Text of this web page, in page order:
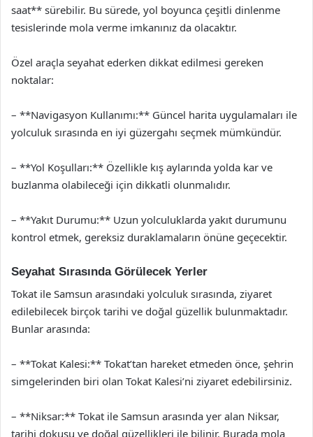
saat** sürebilir. Bu sürede, yol boyunca çeşitli dinlenme
tesislerinde mola verme imkanınız da olacaktır.
Özel araçla seyahat ederken dikkat edilmesi gereken
noktalar:
– **Navigasyon Kullanımı:** Güncel harita uygulamaları ile
yolculuk sırasında en iyi güzergahı seçmek mümkündür.
– **Yol Koşulları:** Özellikle kış aylarında yolda kar ve
buzlanma olabileceği için dikkatli olunmalıdır.
– **Yakıt Durumu:** Uzun yolculuklarda yakıt durumunu
kontrol etmek, gereksiz duraklamaların önüne geçecektir.
Seyahat Sırasında Görülecek Yerler
Tokat ile Samsun arasındaki yolculuk sırasında, ziyaret
edilebilecek birçok tarihi ve doğal güzellik bulunmaktadır.
Bunlar arasında:
– **Tokat Kalesi:** Tokat’tan hareket etmeden önce, şehrin
simgelerinden biri olan Tokat Kalesi’ni ziyaret edebilirsiniz.
– **Niksar:** Tokat ile Samsun arasında yer alan Niksar,
tarihi dokusu ve doğal güzellikleri ile bilinir. Burada mola